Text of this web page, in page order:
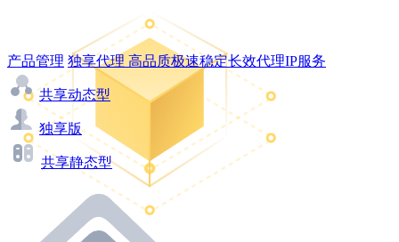
产品管理 独享代理 高品质极速稳定长效代理IP服务
共享动态型
独享版
共享静态型